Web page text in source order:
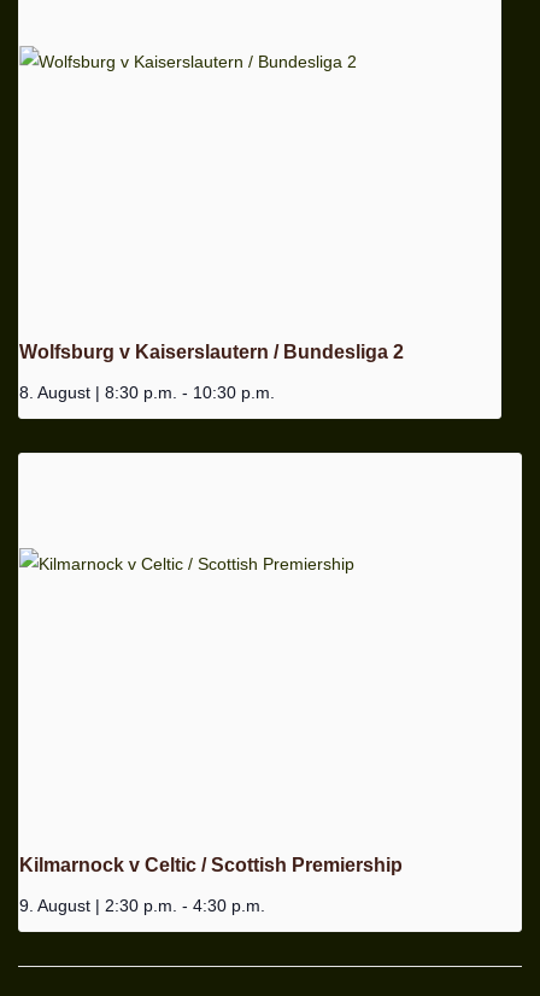
Wolfsburg v Kaiserslautern / Bundesliga 2
8. August | 8:30 p.m. - 10:30 p.m.
Kilmarnock v Celtic / Scottish Premiership
9. August | 2:30 p.m. - 4:30 p.m.